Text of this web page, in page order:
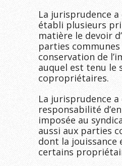
La jurisprudence
établi plusieurs
matière le devoir
parties
conservation de
auquel est tenu le
copropriétaires.
La jurisprudence
responsabilité
imposée au
aussi aux parties
dont la jouissance
certains